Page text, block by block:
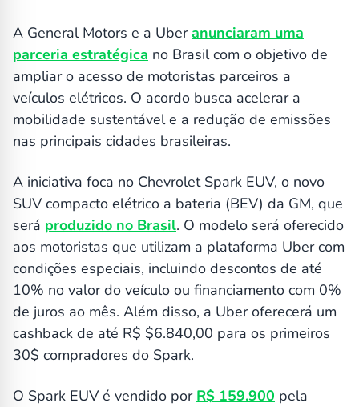
A General Motors e a Uberanunciaram uma
parceria estratégica no Brasil com o objetivo de
ampliar o acesso de motoristas parceiros a
veículos elétricos. O acordo busca acelerar a
mobilidade sustentável e a redução de emissões
nas principais cidades brasileiras.
A iniciativa foca no Chevrolet Spark EUV, o novo
SUV compacto elétrico a bateria (BEV) da GM, que
será produzido no Brasil. O modelo será oferecido
aos motoristas que utilizam a plataforma Uber com
condições especiais, incluindo descontos de até
10% no valor do veículo ou financiamento com 0%
de juros ao mês. Além disso, a Uber oferecerá um
cashback de até R$ $6.840,00 para os primeiros
30$ compradores do Spark.
O Spark EUV é vendido por R$ 159.900 pela